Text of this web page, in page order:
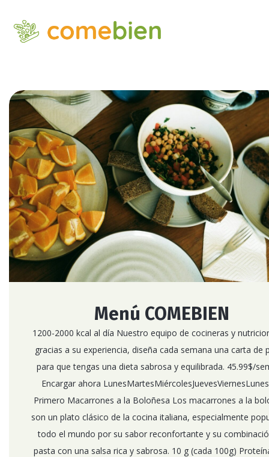
Menú COMEBIEN
1200-2000 kcal al día Nuestro equipo de cocineras y
gracias a su experiencia, diseña cada semana una carta de
para que tengas una dieta sabrosa y equilibrada. 45.99$/
Encargar ahora
Primero Macarrones a la Boloñesa Los macarrones a la
son un plato clásico de la cocina italiana, especialmente
todo el mundo por su sabor reconfortante y su
pasta con una salsa rica y sabrosa. 10 g (cada 100g)